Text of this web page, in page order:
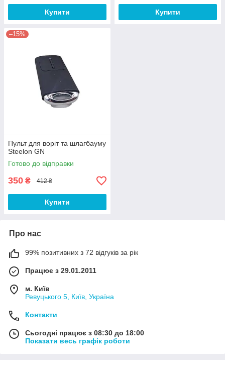
Купити Купити
–15%
Пульт для воріт та шлагбауму
Steelon GN
Готово до відправки
350 ₴ 412 ₴
Купити
Про нас
99% позитивних з 72 відгуків за рік
Працює з 29.01.2011
м. Київ
Ревуцького 5, Київ, Україна
Контакти
Сьогодні працює з 08:30 до 18:00
Показати весь графік роботи